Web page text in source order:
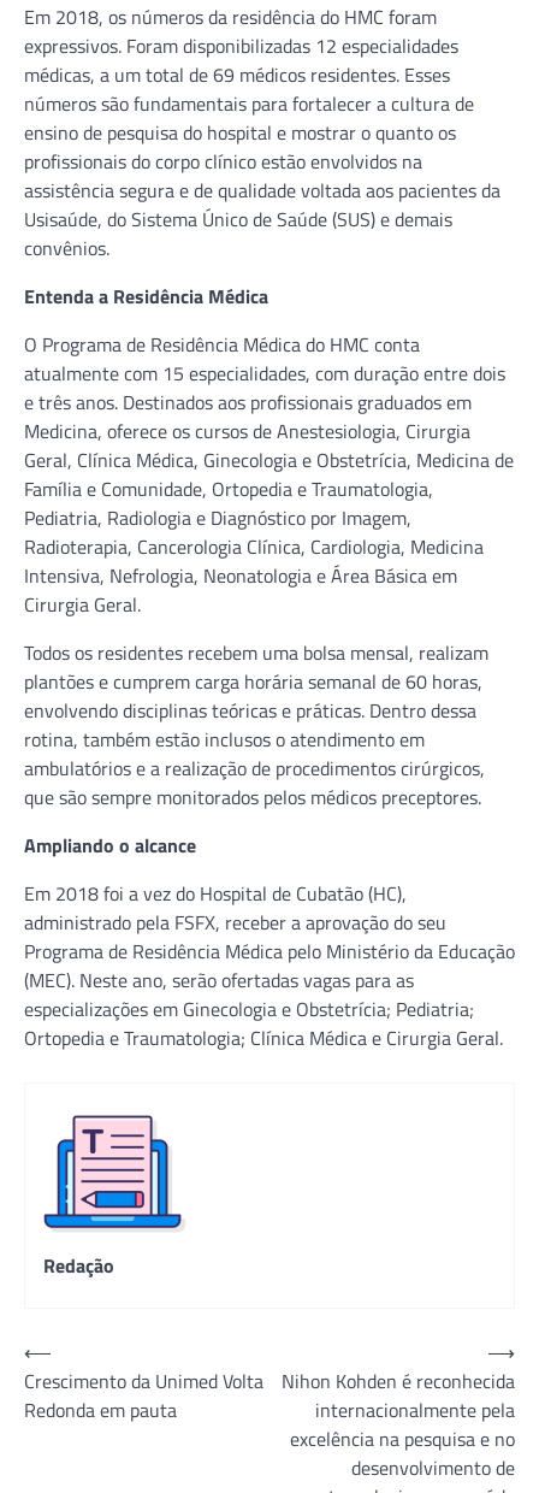
Em 2018, os números da residência do HMC foram
expressivos. Foram disponibilizadas 12 especialidades
médicas, a um total de 69 médicos residentes. Esses
números são fundamentais para fortalecer a cultura de
ensino de pesquisa do hospital e mostrar o quanto os
profissionais do corpo clínico estão envolvidos na
assistência segura e de qualidade voltada aos pacientes da
Usisaúde, do Sistema Único de Saúde (SUS) e demais
convênios.
Entenda a Residência Médica
O Programa de Residência Médica do HMC conta
atualmente com 15 especialidades, com duração entre dois
e três anos. Destinados aos profissionais graduados em
Medicina, oferece os cursos de Anestesiologia, Cirurgia
Geral, Clínica Médica, Ginecologia e Obstetrícia, Medicina de
Família e Comunidade, Ortopedia e Traumatologia,
Pediatria, Radiologia e Diagnóstico por Imagem,
Radioterapia, Cancerologia Clínica, Cardiologia, Medicina
Intensiva, Nefrologia, Neonatologia e Área Básica em
Cirurgia Geral.
Todos os residentes recebem uma bolsa mensal, realizam
plantões e cumprem carga horária semanal de 60 horas,
envolvendo disciplinas teóricas e práticas. Dentro dessa
rotina, também estão inclusos o atendimento em
ambulatórios e a realização de procedimentos cirúrgicos,
que são sempre monitorados pelos médicos preceptores.
Ampliando o alcance
Em 2018 foi a vez do Hospital de Cubatão (HC),
administrado pela FSFX, receber a aprovação do seu
Programa de Residência Médica pelo Ministério da Educação
(MEC). Neste ano, serão ofertadas vagas para as
especializações em Ginecologia e Obstetrícia; Pediatria;
Ortopedia e Traumatologia; Clínica Médica e Cirurgia Geral.
Redação
Navegação
de
Post
⟵
Crescimento da Unimed Volta
Redonda em pauta
Nihon Kohden é reconhecida
internacionalmente pela
excelência na pesquisa e no
desenvolvimento de
⟶